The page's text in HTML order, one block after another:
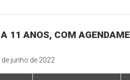
11 ANOS, COM
de junho de 2022